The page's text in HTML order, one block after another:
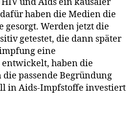
haben die Medien die
gesorgt. Werden jetzt die
getestet, die dann später
eine
haben die
passende Begründung
in Aids-Impfstoffe investiert